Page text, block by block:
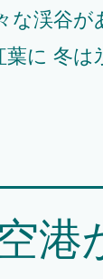
な渓谷
葉に 冬
空